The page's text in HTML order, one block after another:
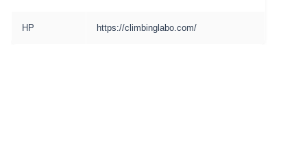
HP https://climbinglabo.com/